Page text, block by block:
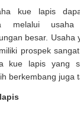
kue lapis
melalui
besar. Usaha
prospek
kue lapis yang
berkembang juga